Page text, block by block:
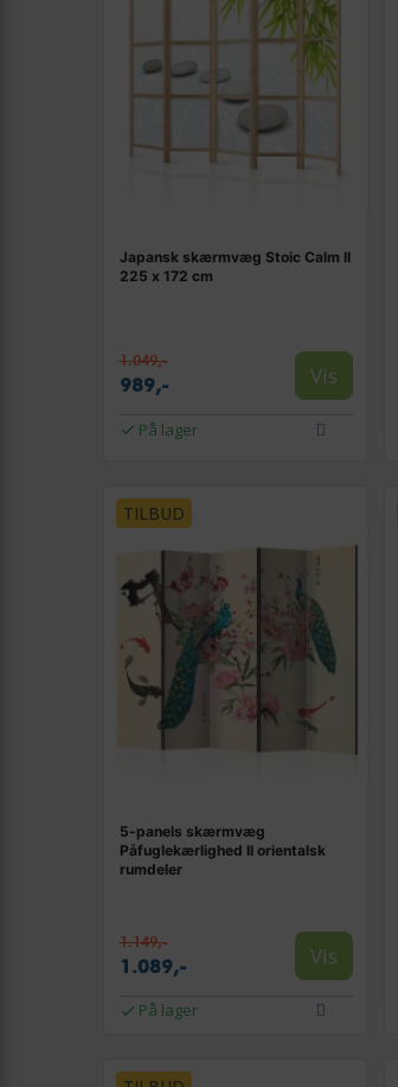
Japansk skærmvæg Stoic Calm II
225 x 172 cm
1.049,-
989,- Vis
På lager
TILBUD
5-panels skærmvæg
Påfuglekærlighed II orientalsk
rumdeler
1.149,-
1.089,- Vis
På lager